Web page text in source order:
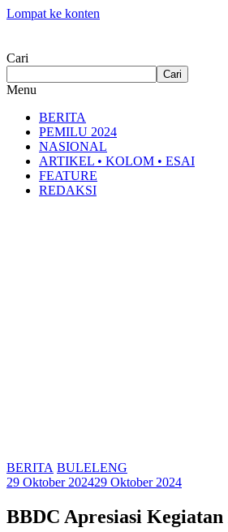
Lompat ke konten
Cari
Cari
Menu
BERITA
PEMILU 2024
NASIONAL
ARTIKEL • KOLOM • ESAI
FEATURE
REDAKSI
BERITA BULELENG
29 Oktober 202429 Oktober 2024
BBDC Apresiasi